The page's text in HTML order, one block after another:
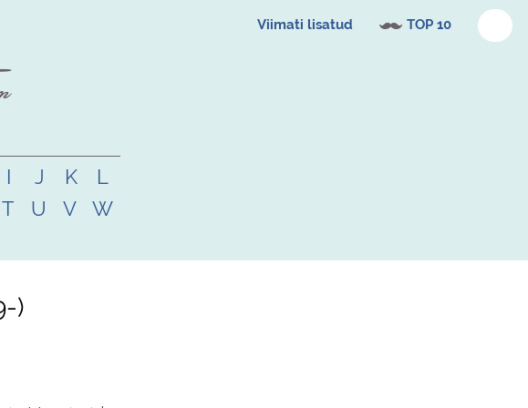
Viimati lisatud TOP 10
I J K
L
T U V
W
-